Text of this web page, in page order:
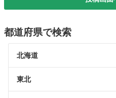
都道府県で検索
北海道
東北